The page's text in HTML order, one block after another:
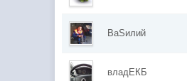
ВаSилий
владЕКБ